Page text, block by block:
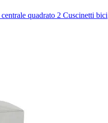
quadrato 2 Cuscinetti bici